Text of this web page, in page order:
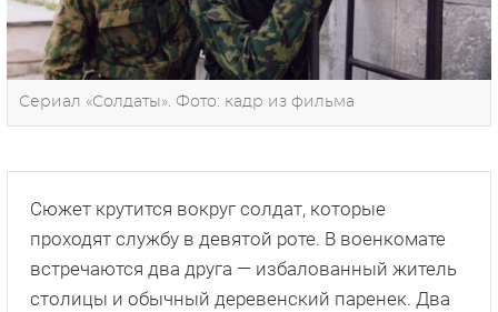
Сериал «Солдаты». Фото: кадр из фильма
Сюжет крутится вокруг солдат, которые
проходят службу в девятой роте. В военкомате
встречаются два друга — избалованный житель
столицы и обычный деревенский паренек. Два